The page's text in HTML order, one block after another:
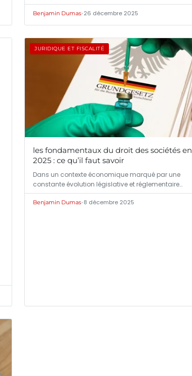
Benjamin Dumas•26 décembre 2025
JURIDIQUE ET FISCALITÉ
les fondamentaux du droit des sociétés en
2025 : ce qu’il faut savoir
Dans un contexte économique marqué par une
constante évolution législative et réglementaire…
Benjamin Dumas•8 décembre 2025